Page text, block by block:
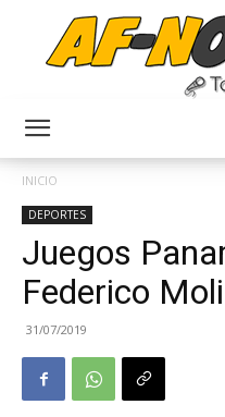
INICIO
DEPORTES
Juegos
Federico
31/07/2019